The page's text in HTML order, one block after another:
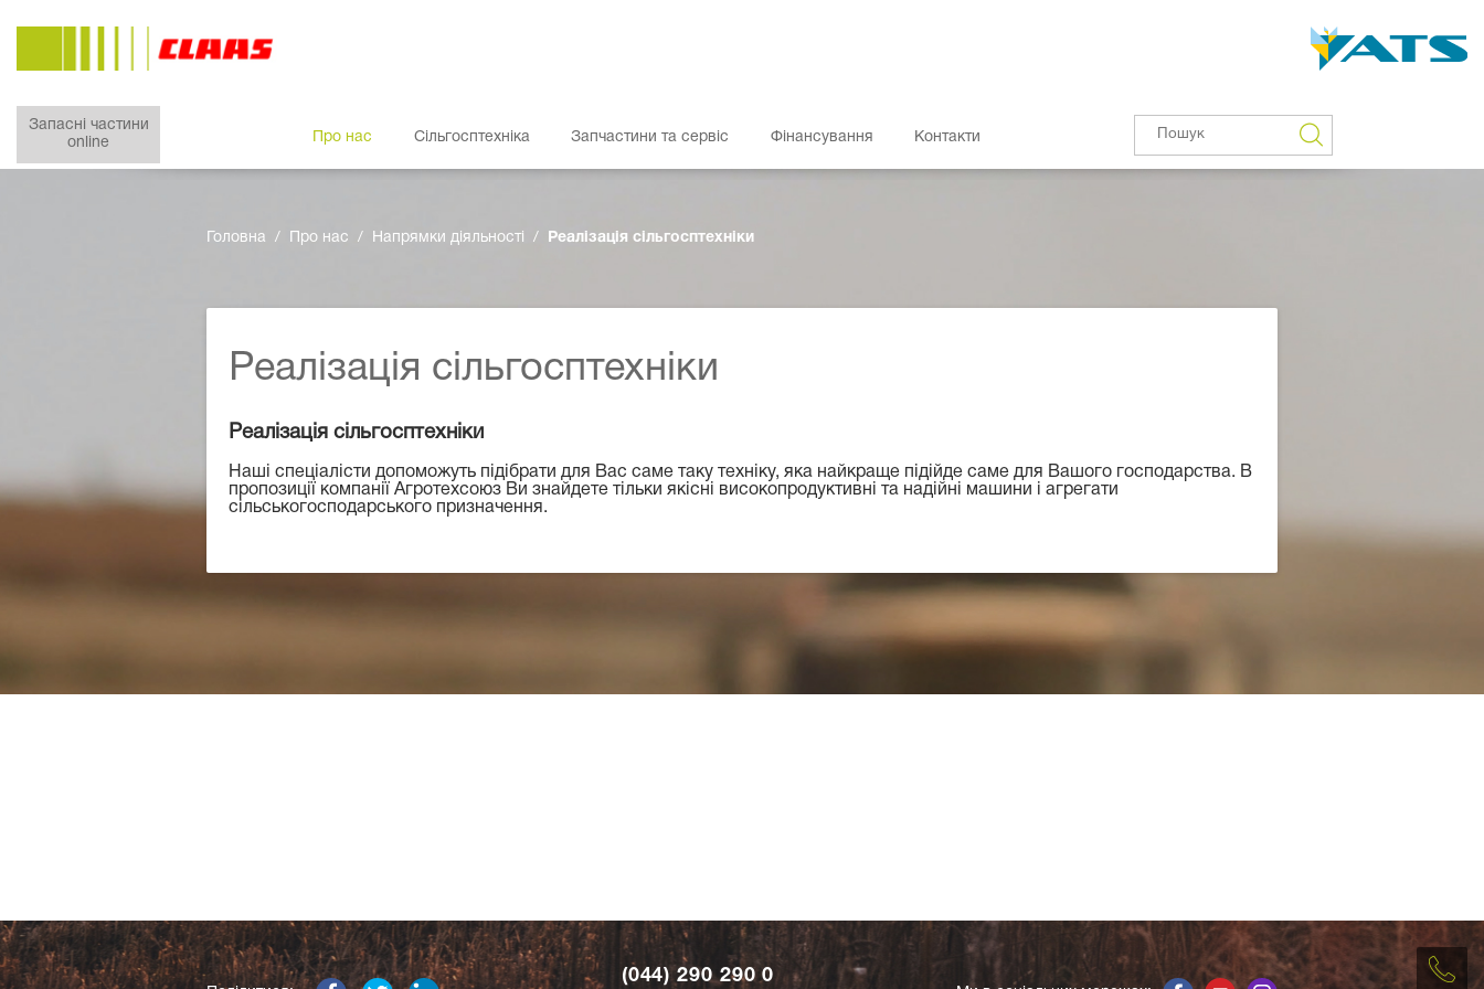
Запасні частини
online
Про нас Сільгосптехніка Запчастини та сервіс Фінансування Контакти
Головна Про нас Напрямки діяльності Реалізація сільгосптехніки
Реалізація сільгосптехніки
Реалізація сільгосптехніки
Наші спеціалісти допоможуть підібрати для Вас саме таку техніку, яка найкраще підійде саме для Вашого господарства. В
пропозиції компанії Агротехсоюз Ви знайдете тільки якісні високопродуктивні та надійні машини і агрегати
сільськогосподарського призначення.
(044) 290 290 0